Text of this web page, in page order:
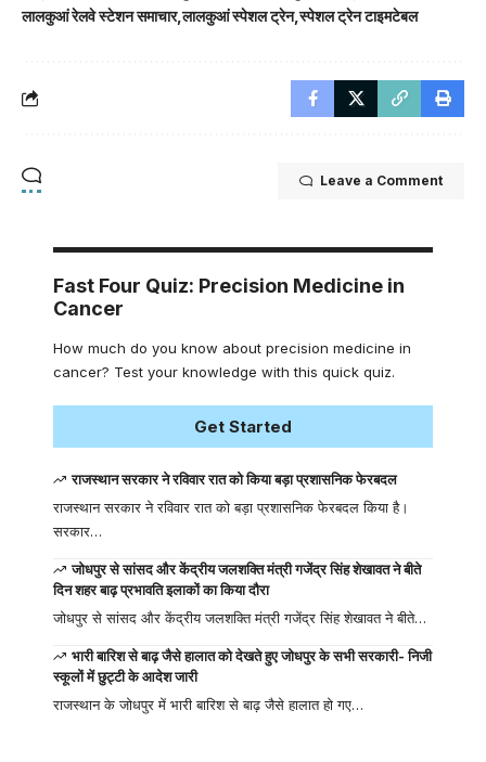
लालकुआं रेलवे स्टेशन समाचार लालकुआं स्पेशल ट्रेन स्पेशल ट्रेन टाइमटेबल
Leave a Comment
Fast Four Quiz: Precision Medicine in
Cancer
How much do you know about precision medicine in
cancer? Test your knowledge with this quick quiz.
Get Started
राजस्थान सरकार ने रविवार रात को किया बड़ा प्रशासनिक फेरबदल
राजस्थान सरकार ने रविवार रात को बड़ा प्रशासनिक फेरबदल किया है।
सरकार…
जोधपुर से सांसद और केंद्रीय जलशक्ति मंत्री गजेंद्र सिंह शेखावत ने बीते
दिन शहर बाढ़ प्रभावति इलाकों का किया दौरा
जोधपुर से सांसद और केंद्रीय जलशक्ति मंत्री गजेंद्र सिंह शेखावत ने बीते…
भारी बारिश से बाढ़ जैसे हालात को देखते हुए जोधपुर के सभी सरकारी- निजी
स्कूलों में छुट्टी के आदेश जारी
राजस्थान के जोधपुर में भारी बारिश से बाढ़ जैसे हालात हो गए…